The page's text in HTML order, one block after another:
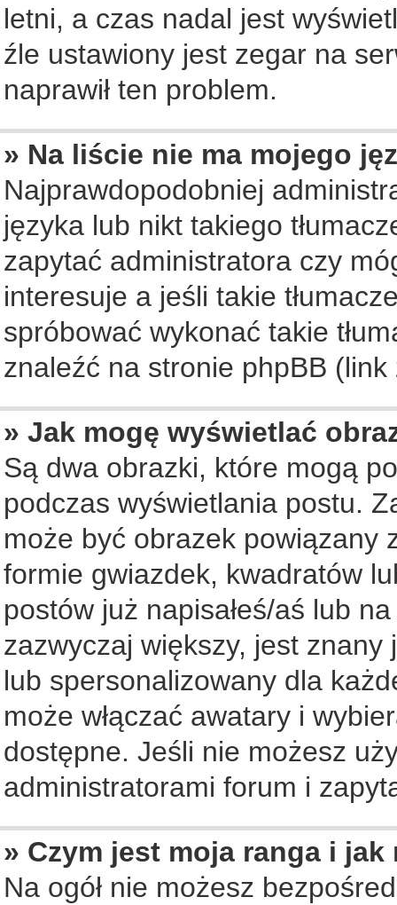
letni, a czas nadal jest
źle ustawiony jest zegar na
naprawił ten problem.
» Na liście nie ma mojego
Najprawdopodobniej
języka lub nikt takiego
zapytać administratora czy
interesuje a jeśli takie
spróbować wykonać takie
znaleźć na stronie phpBB
» Jak mogę wyświetlać
Są dwa obrazki, które mogą
podczas wyświetlania postu.
może być obrazek powiązany
formie gwiazdek, kwadratów
postów już napisałeś/aś lub
zazwyczaj większy, jest
lub spersonalizowany dla
może włączać awatary i
dostępne. Jeśli nie możesz
administratorami forum i
» Czym jest moja ranga i
Na ogół nie możesz